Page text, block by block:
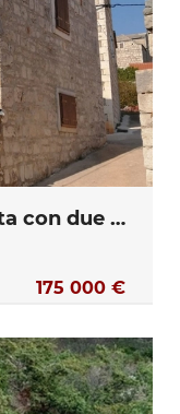
Casa in pietra ristrutturata con due camere da letto e cortile
175 000 €